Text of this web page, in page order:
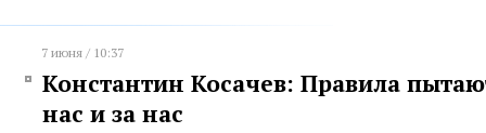
7 июня / 10:37
Константин Косачев: Правила
нас и за нас